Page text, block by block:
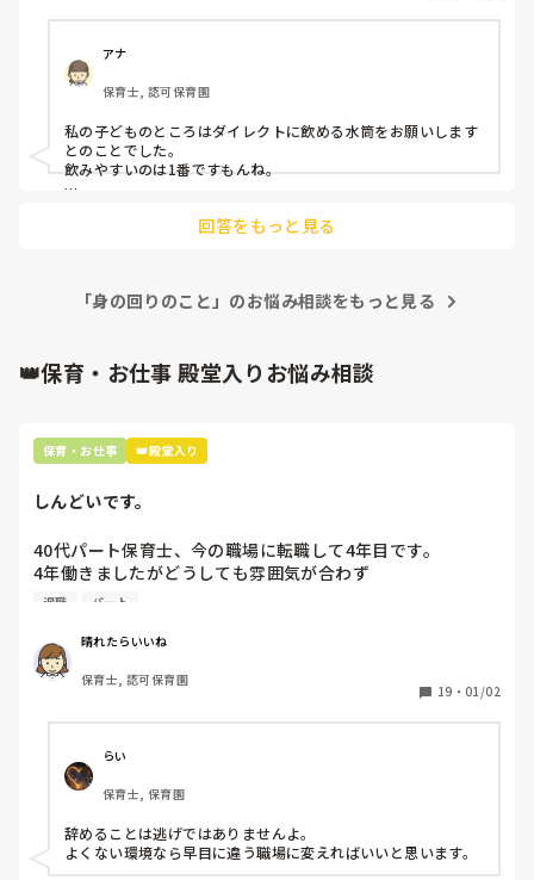
先生たちはダイレクトボトルの水筒なのになんで子どもはコ
ップなんだろう、変えてもよいのでは？と思います。
皆さんの園は水筒の指定がありますか。
アナ
保育士, 認可保育園
私の子どものところはダイレクトに飲める水筒をお願いします
とのことでした。
飲みやすいのは1番ですもんね。
そのため、保育士がお茶を変えるのは手間ですが、飲みやす
回答をもっと見る
「身の回りのこと」のお悩み相談をもっと見る
👑保育・お仕事 殿堂入りお悩み相談
保育・お仕事 👑殿堂入り
しんどいです。
40代パート保育士、今の職場に転職して4年目です。
4年働きましたがどうしても雰囲気が合わず
退職しようと思っています。
周りの職員は、勤続10年以上から何十年という先生がほとん
どです。
保護者子どもの愚痴悪口が多く、
今で言う不適切保育も
仕方ないよね
もう何も言わずに
子どもの言いなりになればいいんだね
などいう意見で…
上の先生に相談することは難しそうです。
退職 パート
晴れたらいいね
保育士, 認可保育園
19 ・ 01/02
らい
保育士, 保育園
辞めることは逃げではありませんよ。
よくない環境なら早目に違う職場に変えればいいと思います。